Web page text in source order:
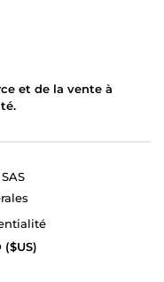
et de la vente à
($US)